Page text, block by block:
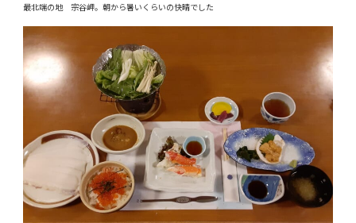
最北端の地 宗谷岬。朝から暑いくらいの快晴でした